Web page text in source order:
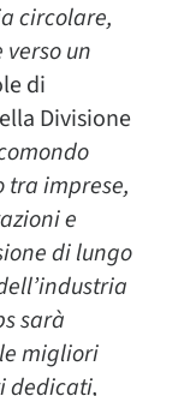
circolare,
un
di
Divisione
imprese,
e
di lungo
sarà
migliori
dedicati,